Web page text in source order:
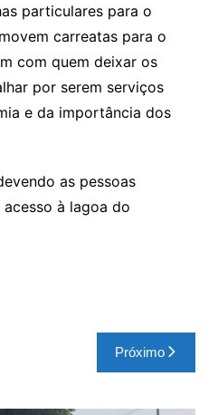
particulares para o
carreatas para o
com quem deixar os
por serem serviços
e da importância dos
as pessoas
à lagoa do
Próximo